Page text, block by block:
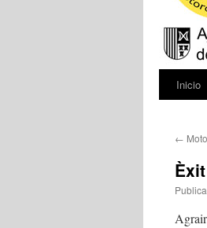
Inicio
←